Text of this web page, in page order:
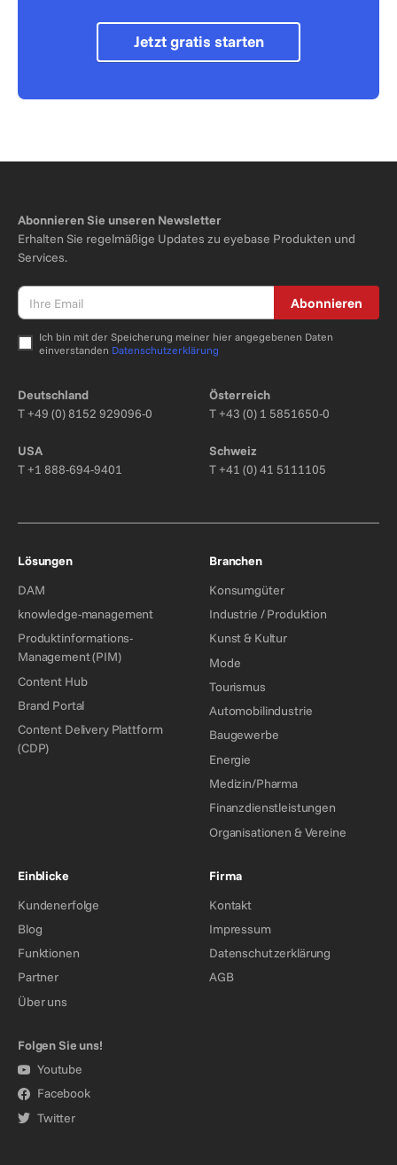
Jetzt gratis starten
Abonnieren Sie unseren Newsletter
Erhalten Sie regelmäßige Updates zu eyebase Produkten und
Services.
Abonnieren
Ich bin mit der Speicherung meiner hier angegebenen Daten
einverstanden Datenschutzerklärung
Deutschland
T+49 (0) 8152 929096-0
Österreich
T+43 (0) 1 5851650-0
USA
T+1 888-694-9401
Schweiz
T+41 (0) 41 5111105
Lösungen
DAM
knowledge-management
Produktinformations-
Management (PIM)
Content Hub
Brand Portal
Content Delivery Plattform
(CDP)
Branchen
Konsumgüter
Industrie / Produktion
Kunst & Kultur
Mode
Tourismus
Automobilindustrie
Baugewerbe
Energie
Medizin/Pharma
Finanzdienstleistungen
Organisationen & Vereine
Einblicke
Kundenerfolge
Blog
Funktionen
Partner
Über uns
Firma
Kontakt
Impressum
Datenschutzerklärung
AGB
Folgen Sie uns!
Youtube
Facebook
Twitter